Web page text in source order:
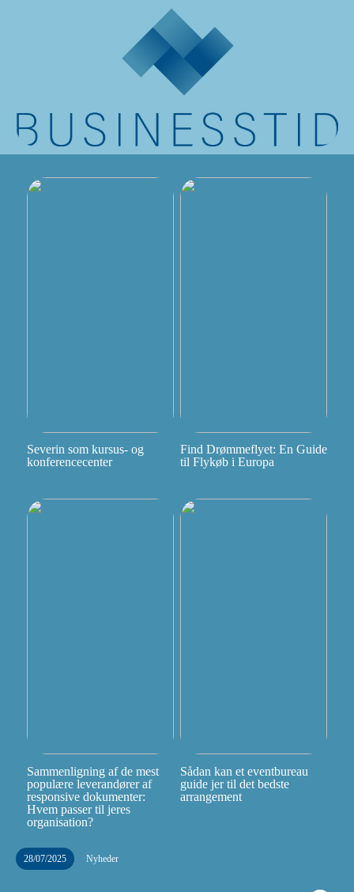
Severin som kursus- og
konferencecenter
Find Drømmeflyet: En Guide
til Flykøb i Europa
Sammenligning af de mest
populære leverandører af
responsive dokumenter:
Hvem passer til jeres
organisation?
Sådan kan et eventbureau
guide jer til det bedste
arrangement
28/07/2025 Nyheder